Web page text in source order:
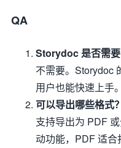
QA
Storydoc 是否需要
不需要。Storydoc
用户也能快速上手。
可以导出哪些格式？
支持导出为 PDF
动功能，PDF 适合